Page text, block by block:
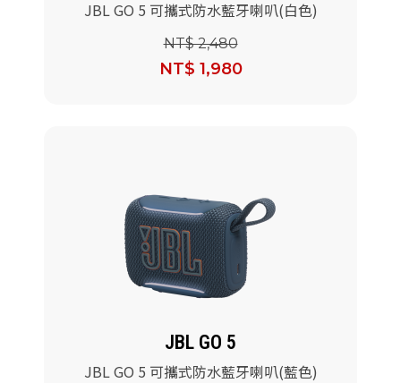
JBL GO 5 可攜式防水藍牙喇叭(白色)
NT$ 2,480
NT$ 1,980
JBL GO 5
JBL GO 5 可攜式防水藍牙喇叭(藍色)